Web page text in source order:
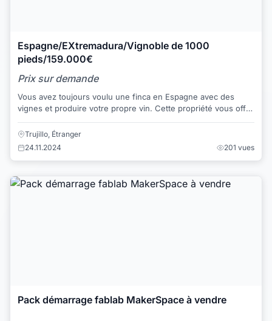
Espagne/EXtremadura/Vignoble de 1000
pieds/159.000€
Prix sur demande
Vous avez toujours voulu une finca en Espagne avec des
vignes et produire votre propre vin. Cette propriété vous offre
cette possibilité. Il a un terr...
Trujillo, Étranger
24.11.2024
201 vues
Pack démarrage fablab MakerSpace à vendre